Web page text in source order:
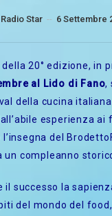
Star -- 6 Settembre
della 20° edizione, in
al Lido di Fano,
della cucina
esperienza ai
del
un compleanno
il successo la
del mondo del